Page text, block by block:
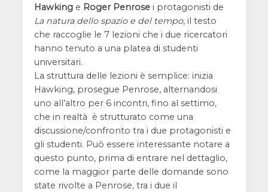
Hawkinge Roger Penrosei protagonisti de
La natura dello spazio e del tempo, il testo
che raccoglie le 7 lezioni che i due ricercatori
hanno tenuto a una platea di studenti
universitari.
La struttura delle lezioni è semplice: inizia
Hawking, prosegue Penrose, alternandosi
uno all’altro per 6 incontri, fino al settimo,
che in realtà è strutturato come una
discussione/confronto tra i due protagonisti e
gli studenti. Può essere interessante notare a
questo punto, prima di entrare nel dettaglio,
come la maggior parte delle domande sono
state rivolte a Penrose, tra i due il